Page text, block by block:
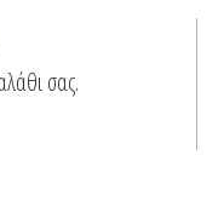
σας.